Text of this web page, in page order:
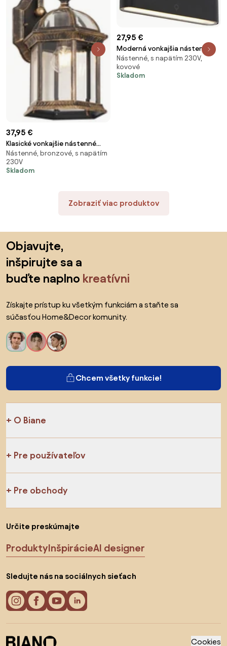
37,95 €
Klasické vonkajšie nástenné
svietidlo antické zlato IP44 -
Glasgow
Nástenné, bronzové, s napätím
230V
Skladom
27,95 €
Moderná vonkajšia nástenná
lampa čierna 17,5 cm vrátane
LED IP65 - Batt
Nástenné, s napätím 230V,
kovové
Skladom
Zobraziť viac produktov
Objavujte,
inšpirujte sa a
buďte naplno kreatívni
Získajte prístup ku všetkým funkciám a staňte sa
súčasťou Home&Decor komunity.
Chcem všetky funkcie!
O Biane
Pre používateľov
Pre obchody
Určite preskúmajte
ProduktyInšpirácieAI designer
Sledujte nás na sociálnych sieťach
Cookies